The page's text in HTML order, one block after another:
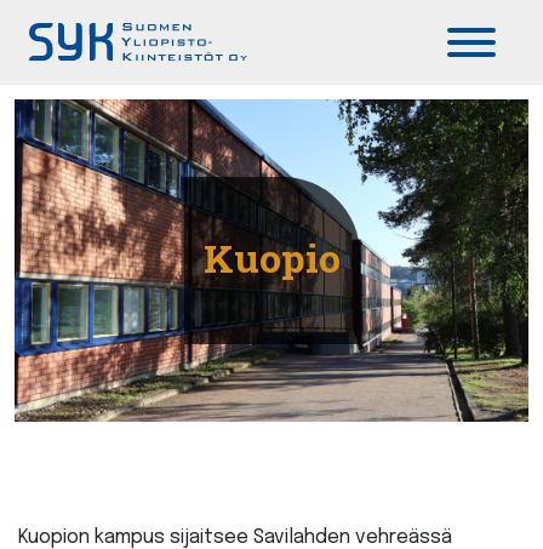
Päävalikko
Kuopio
Kuopion kampus sijaitsee Savilahden vehreässä